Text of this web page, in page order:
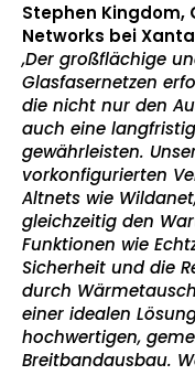
Stephen Kingdom,
Networks bei
„Der großflächige
Glasfasernetzen
die nicht nur den
auch eine
gewährleisten.
vorkonfigurierten
Altnets wie
gleichzeitig den
Funktionen wie
Sicherheit und die
durch
einer idealen
hochwertigen,
Breitbandausbau.